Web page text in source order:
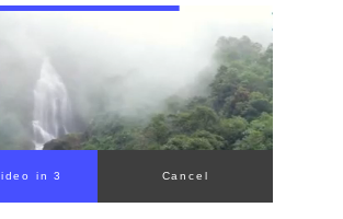
00:00/ 00:59